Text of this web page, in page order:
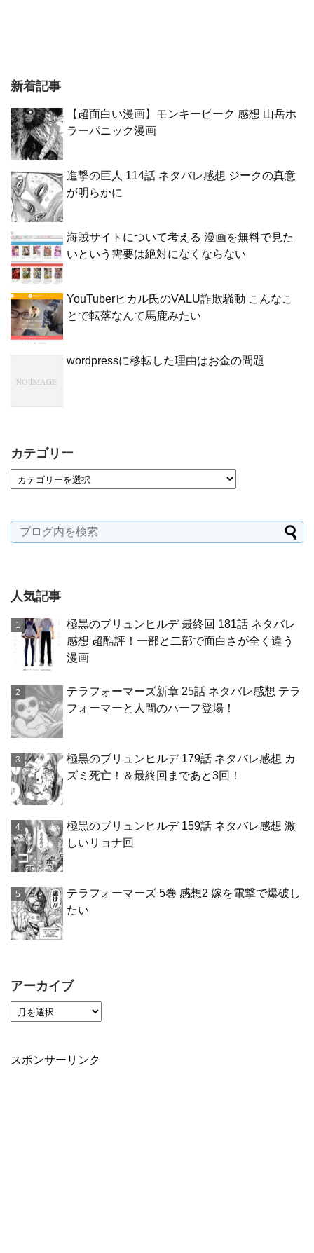
新着記事
【超面白い漫画】モンキーピーク 感想 山岳ホ
ラーパニック漫画
進撃の巨人 114話 ネタバレ感想 ジークの真意
が明らかに
海賊サイトについて考える 漫画を無料で見た
いという需要は絶対になくならない
YouTuberヒカル氏のVALU詐欺騒動 こんなこ
とで転落なんて馬鹿みたい
wordpressに移転した理由はお金の問題
カテゴリー
人気記事
極黒のブリュンヒルデ 最終回 181話 ネタバレ
感想 超酷評！一部と二部で面白さが全く違う
漫画
テラフォーマーズ新章 25話 ネタバレ感想 テラ
フォーマーと人間のハーフ登場！
極黒のブリュンヒルデ 179話 ネタバレ感想 カ
ズミ死亡！＆最終回まであと3回！
極黒のブリュンヒルデ 159話 ネタバレ感想 激
しいリョナ回
テラフォーマーズ 5巻 感想2 嫁を電撃で爆破し
たい
アーカイブ
スポンサーリンク